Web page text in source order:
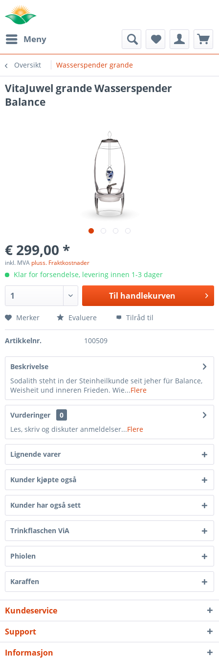
Meny
Oversikt Wasserspender grande
VitaJuwel grande Wasserspender
Balance
€ 299,00 *
inkl. MVA pluss. Fraktkostnader
Klar for forsendelse, levering innen 1-3 dager
Til handlekurven
Merker Evaluere Tilråd til
Artikkelnr. 100509
Beskrivelse
Sodalith steht in der Steinheilkunde seit jeher für Balance,
Weisheit und inneren Frieden. Wie...Flere
Vurderinger
0
Les, skriv og diskuter anmeldelser...Flere
Lignende varer
Kunder kjøpte også
Kunder har også sett
Trinkflaschen ViA
Phiolen
Karaffen
Kundeservice
Support
Informasjon